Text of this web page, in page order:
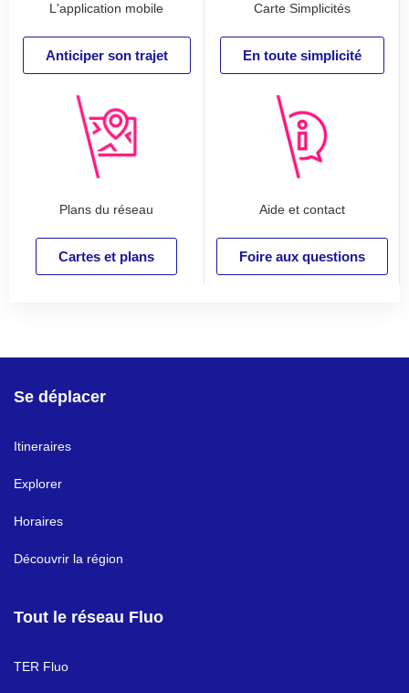
L'application mobile
Anticiper son trajet
Carte Simplicités
En toute simplicité
Plans du réseau
Cartes et plans
Aide et contact
Foire aux questions
Se déplacer
Itineraires
Explorer
Horaires
Découvrir la région
Tout le réseau Fluo
TER Fluo